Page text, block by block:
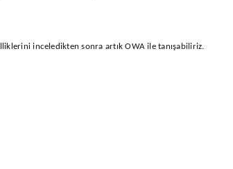
inceledikten sonra artık OWA ile tanışabiliriz.